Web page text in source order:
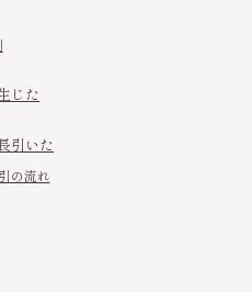
じた
引いた
の流れ